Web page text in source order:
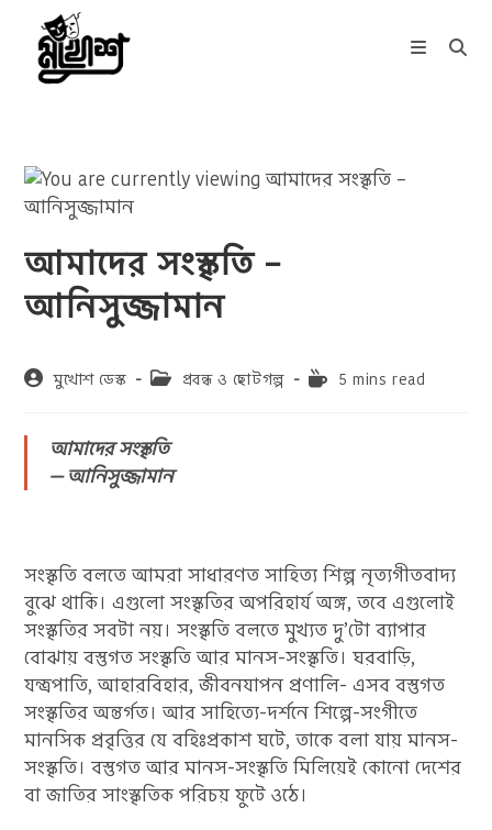
content
আমাদের সংস্কৃতি –
আনিসুজ্জামান
Postমুখোশ ডেস্ক
Post প্রবন্ধ ও ছোটগল্প
Reading5 mins read
আমাদের সংস্কৃতি
— আনিসুজ্জামান
সংস্কৃতি বলতে আমরা সাধারণত সাহিত্য শিল্প নৃত্যগীতবাদ্য
বুঝে থাকি। এগুলো সংস্কৃতির অপরিহার্য অঙ্গ, তবে এগুলোই
সংস্কৃতির সবটা নয়। সংস্কৃতি বলতে মুখ্যত দু’টো ব্যাপার
বোঝায় বস্তুগত সংস্কৃতি আর মানস-সংস্কৃতি। ঘরবাড়ি,
যন্ত্রপাতি, আহারবিহার, জীবনযাপন প্রণালি- এসব বস্তুগত
সংস্কৃতির অন্তর্গত। আর সাহিত্যে-দর্শনে শিল্পে-সংগীতে
মানসিক প্রবৃত্তির যে বহিঃপ্রকাশ ঘটে, তাকে বলা যায় মানস-
সংস্কৃতি। বস্তুগত আর মানস-সংস্কৃতি মিলিয়েই কোনো দেশের
বা জাতির সাংস্কৃতিক পরিচয় ফুটে ওঠে।